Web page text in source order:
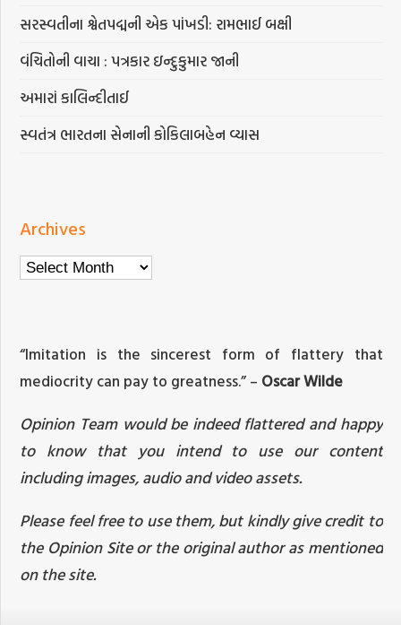
સરસ્વતીના શ્વેતપદ્મની એક પાંખડી: રામભાઈ બક્ષી
વંચિતોની વાચા : પત્રકાર ઇન્દુકુમાર જાની
અમારાં કાલિન્દીતાઈ
સ્વતંત્ર ભારતના સેનાની કોકિલાબહેન વ્યાસ
Archives
Archives
“Imitation is the sincerest form of flattery that
mediocrity can pay to greatness.” – Oscar Wilde
Opinion Team would be indeed flattered and happy
to know that you intend to use our content
including images, audio and video assets.
Please feel free to use them, but kindly give credit to
the Opinion Site or the original author as mentioned
on the site.